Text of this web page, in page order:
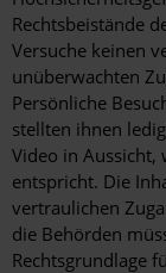
Rechtsbeistände
Versuche keinen
unüberwachten
Persönliche
stellten ihnen
Video in Aussicht,
entspricht. Die
vertraulichen
die Behörden
Rechtsgrundlage